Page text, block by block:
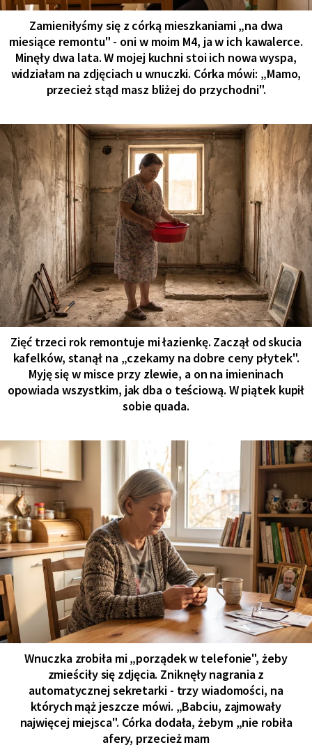
Zamieniłyśmy się z córką mieszkaniami „na dwa
miesiące remontu" - oni w moim M4, ja w ich kawalerce.
Minęły dwa lata. W mojej kuchni stoi ich nowa wyspa,
widziałam na zdjęciach u wnuczki. Córka mówi: „Mamo,
przecież stąd masz bliżej do przychodni".
Zięć trzeci rok remontuje mi łazienkę. Zaczął od skucia
kafelków, stanął na „czekamy na dobre ceny płytek".
Myję się w misce przy zlewie, a on na imieninach
opowiada wszystkim, jak dba o teściową. W piątek kupił
sobie quada.
Wnuczka zrobiła mi „porządek w telefonie", żeby
zmieściły się zdjęcia. Zniknęły nagrania z
automatycznej sekretarki - trzy wiadomości, na
których mąż jeszcze mówi. „Babciu, zajmowały
najwięcej miejsca". Córka dodała, żebym „nie robiła
afery, przecież mam